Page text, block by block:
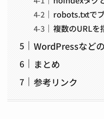
robots.txtで
複数のURLを
WordPressなど
まとめ
参考リンク